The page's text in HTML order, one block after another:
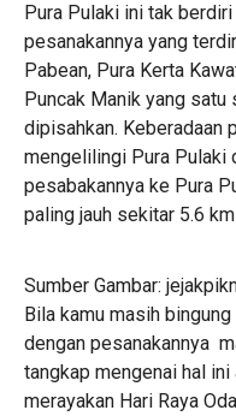
Pura Pulaki ini tak
pesanakannya yang
Pabean, Pura Kerta
Puncak Manik yang satu
dipisahkan. Keberadaan
mengelilingi Pura Pulaki
pesabakannya ke Pura
paling jauh sekitar 5.6
Sumber Gambar:
Bila kamu masih
dengan pesanakannya
tangkap mengenai hal
merayakan Hari Raya